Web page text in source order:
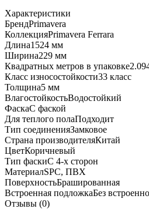
Характеристики
БрендPrimavera
КоллекцияPrimavera Ferrara
Длина1524 мм
Ширина229 мм
Квадратных метров в упаковке
Класс износостойкости33 класс
Толщина5 мм
ВлагостойкостьВодостойкий
ФаскаС фаской
Для теплого полаПодходит
Тип соединенияЗамковое
Страна производителяКитай
ЦветКоричневый
Тип фаскиС 4-х сторон
МатериалSPC, ПВХ
ПоверхностьБрашированная
Встроенная подложкаБез
Отзывы (0)